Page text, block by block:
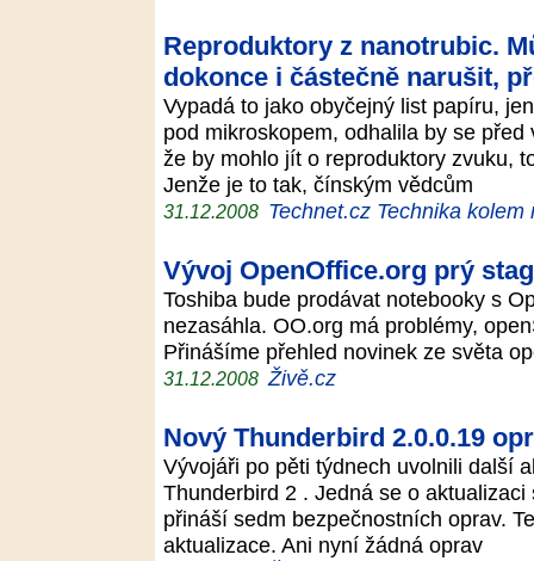
Reproduktory z nanotrubic.
dokonce i částečně narušit,
Vypadá to jako obyčejný list papíru,
pod mikroskopem, odhalila by se
že by mohlo jít o reproduktory zvuku,
Jenže je to tak, čínským vědcům
31.12.2008 Technet.cz Technika kolem
Vývoj OpenOffice.org prý
Toshiba bude prodávat notebooky s
nezasáhla. OO.org má problémy,
Přinášíme přehled novinek ze světa
31.12.2008 Živě.cz
Nový Thunderbird 2.0.0.19
Vývojáři po pěti týdnech uvolnili další
Thunderbird 2 . Jedná se o
přináší sedm bezpečnostních oprav.
aktualizace. Ani nyní žádná oprav